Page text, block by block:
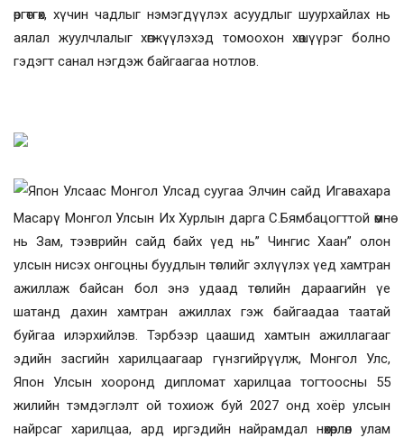
өргөтгөх, хүчин чадлыг нэмэгдүүлэх асуудлыг шуурхайлах нь
аялал жуулчлалыг хөгжүүлэхэд томоохон хөшүүрэг болно
гэдэгт санал нэгдэж байгаагаа нотлов.
Япон Улсаас Монгол Улсад суугаа Элчин сайд Игавахара
Масарү Монгол Улсын Их Хурлын дарга С.Бямбацогттой өмнө
нь Зам, тээврийн сайд байх үед нь” Чингис Хаан” олон
улсын нисэх онгоцны буудлын төслийг эхлүүлэх үед хамтран
ажиллаж байсан бол энэ удаад төслийн дараагийн үе
шатанд дахин хамтран ажиллах гэж байгаадаа таатай
буйгаа илэрхийлэв. Тэрбээр цаашид хамтын ажиллагааг
эдийн засгийн харилцаагаар гүнзгийрүүлж, Монгол Улс,
Япон Улсын хооронд дипломат харилцаа тогтоосны 55
жилийн тэмдэглэлт ой тохиож буй 2027 онд хоёр улсын
найрсаг харилцаа, ард иргэдийн найрамдал нөхөрлөл улам